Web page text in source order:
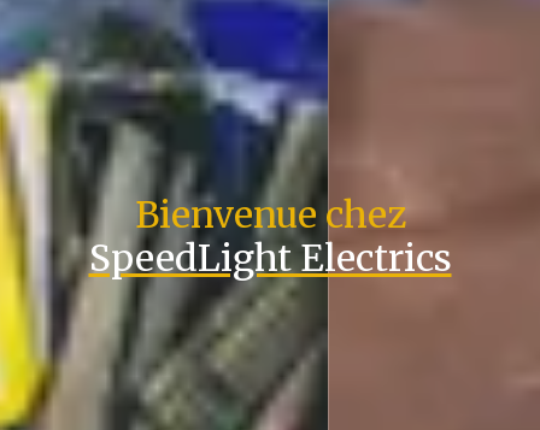
Bienvenue chez
SpeedLight Electrics